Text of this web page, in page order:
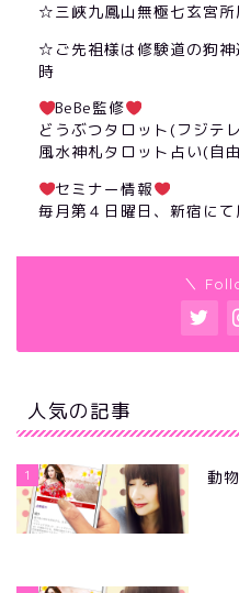
☆三峽九鳳山無極七玄宮
☆ご先祖様は修験道の狗
時
BeBe監修
どうぶつタロット(フジテ
風水神札タロット占い(自
セミナー情報
毎月第４日曜日、新宿に
＼
人気の記事
1 動